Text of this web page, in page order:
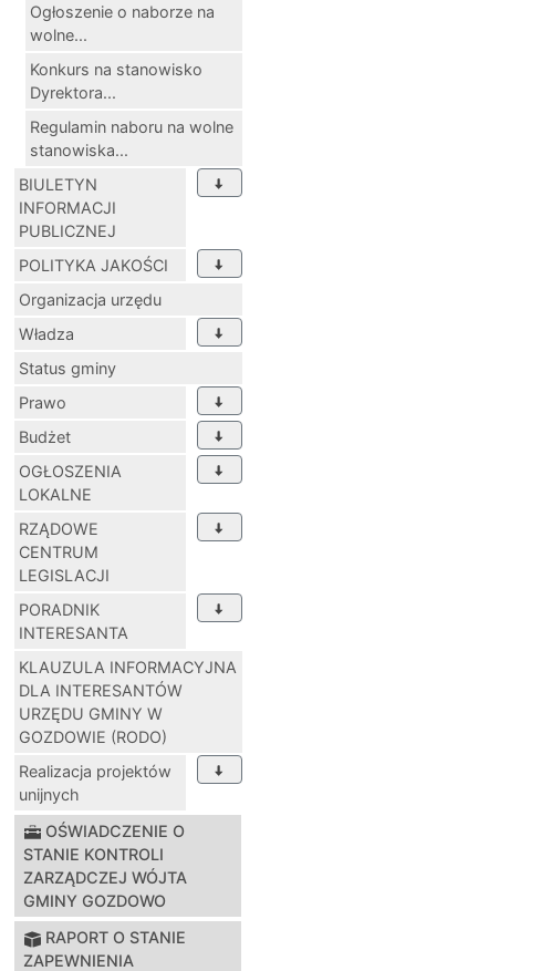
Ogłoszenie o naborze na
wolne...
Konkurs na stanowisko
Dyrektora...
Regulamin naboru na wolne
stanowiska...
BIULETYN
INFORMACJI
PUBLICZNEJ
POLITYKA JAKOŚCI
Organizacja urzędu
Władza
Status gminy
Prawo
Budżet
OGŁOSZENIA
LOKALNE
RZĄDOWE
CENTRUM
LEGISLACJI
PORADNIK
INTERESANTA
KLAUZULA INFORMACYJNA
DLA INTERESANTÓW
URZĘDU GMINY W
GOZDOWIE (RODO)
Realizacja projektów
unijnych
OŚWIADCZENIE O
STANIE KONTROLI
ZARZĄDCZEJ WÓJTA
GMINY GOZDOWO
RAPORT O STANIE
ZAPEWNIENIA